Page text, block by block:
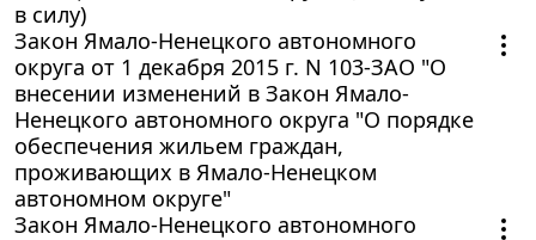
в силу)
Закон Ямало-Ненецкого автономного
округа от 1 декабря 2015 г. N 103-ЗАО "О
внесении изменений в Закон Ямало-
Ненецкого автономного округа "О порядке
обеспечения жильем граждан,
проживающих в Ямало-Ненецком
автономном округе"
Закон Ямало-Ненецкого автономного